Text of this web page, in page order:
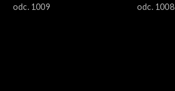
odc. 1009
odc. 1008